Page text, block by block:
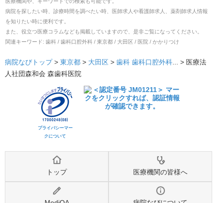
病院を探したい時、診療時間を調べたい時、医師求人や看護師求人、薬剤師求人情報
を知りたい時に便利です。
また、役立つ医療コラムなども掲載していますので、是非ご覧になってください。
関連キーワード: 歯科 / 歯科口腔外科 / 東京都 / 大田区 / 医院 / かかりつけ
病院なびトップ > 東京都 > 大田区 > 歯科 歯科口腔外科... > 医療法
人社団森和会 森歯科医院
プライバシーマー
クについて
トップ 医療機関の皆様へ